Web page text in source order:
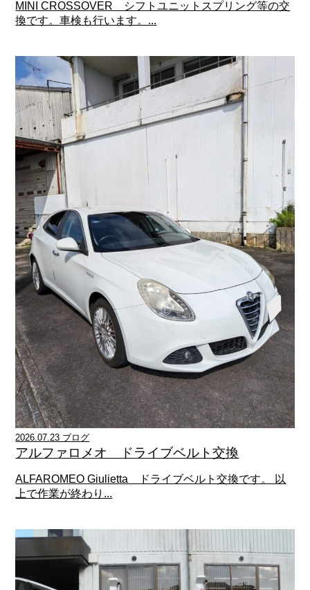
MINI CROSSOVER シフトユニットスプリング等の交
換です。車検も行います。...
2026.07.23 ブログ
アルファロメオ ドライブベルト交換
ALFAROMEO Giulietta ドライブベルト交換です。 以
上で作業が終わり...